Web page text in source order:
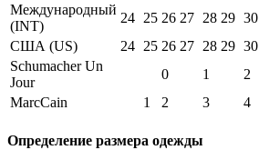
Международный
(INT)
24 25 26 27 28 29 30
США (US)
24 25 26 27 28 29 30
Schumacher Un
Jour
0 1 2
MarcCain
1 2 3 4
Определение размера одежды